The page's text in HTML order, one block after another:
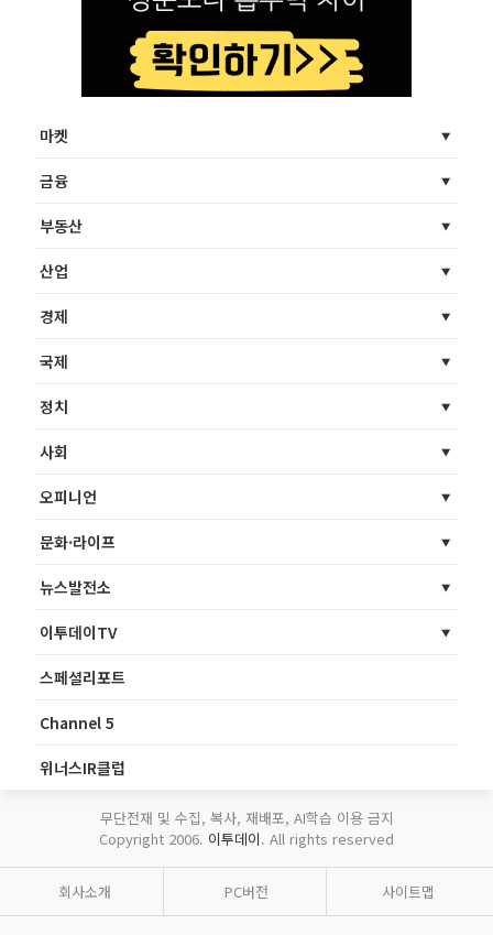
마켓
금융
부동산
산업
경제
국제
정치
사회
오피니언
문화·라이프
뉴스발전소
이투데이TV
스페셜리포트
Channel 5
위너스IR클럽
무단전재 및 수집, 복사, 재배포, AI학습 이용 금지
Copyright 2006. 이투데이. All rights reserved
회사소개 PC버전 사이트맵